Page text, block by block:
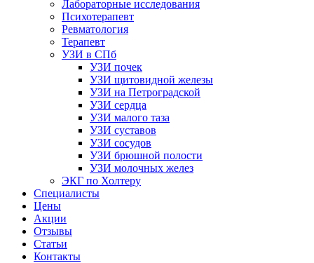
Лабораторные исследования
Психотерапевт
Ревматология
Терапевт
УЗИ в СПб
УЗИ почек
УЗИ щитовидной железы
УЗИ на Петроградской
УЗИ сердца
УЗИ малого таза
УЗИ суставов
УЗИ сосудов
УЗИ брюшной полости
УЗИ молочных желез
ЭКГ по Холтеру
Специалисты
Цены
Акции
Отзывы
Статьи
Контакты